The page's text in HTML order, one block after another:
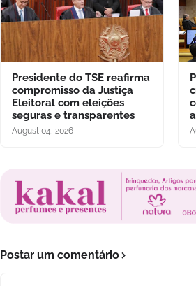
Presidente do TSE reafirma
compromisso da Justiça
Eleitoral com eleições
seguras e transparentes
August 04, 2026
Postar um comentário